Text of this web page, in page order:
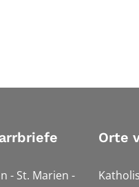
- St. Marien -
Orte